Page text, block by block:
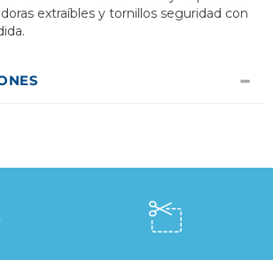
extraíbles y tornillos seguridad con